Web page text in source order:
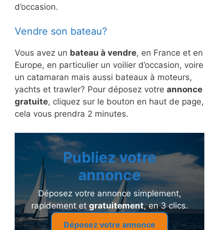
d’occasion.
Vendre son bateau?
Vous avez un bateau à vendre, en France et en
Europe, en particulier un voilier d’occasion, voire
un catamaran mais aussi bateaux à moteurs,
yachts et trawler? Pour déposez votre annonce
gratuite, cliquez sur le bouton en haut de page,
cela vous prendra 2 minutes.
Publiez votre
annonce
Déposez votre annonce simplement,
rapidement et gratuitement, en 3 clics.
Déposez votre annonce